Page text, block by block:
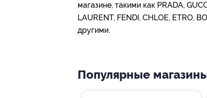
магазине, такими как PRADA,
LAURENT, FENDI, CHLOE, ETRO,
другими.
Популярные